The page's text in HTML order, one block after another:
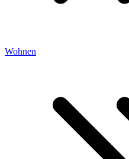
Wohnen